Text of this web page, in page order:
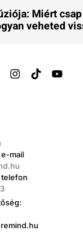
Miért
veheted
mail
telefon